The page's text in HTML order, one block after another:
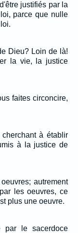
justifiés par la
parce que nulle
Dieu? Loin de là!
la vie, la justice
faites circoncire,
à établir
à la justice de
autrement
les oeuvres, ce
plus une oeuvre.
par le sacerdoce